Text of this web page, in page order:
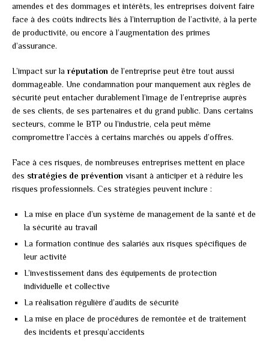
amendes et des dommages et intérêts, les entreprises doivent faire
face à des coûts indirects liés à l’interruption de l’activité, à la perte
de productivité, ou encore à l’augmentation des primes
d’assurance.
L’impact sur la réputation de l’entreprise peut être tout aussi
dommageable. Une condamnation pour manquement aux règles de
sécurité peut entacher durablement l’image de l’entreprise auprès
de ses clients, de ses partenaires et du grand public. Dans certains
secteurs, comme le BTP ou l’industrie, cela peut même
compromettre l’accès à certains marchés ou appels d’offres.
Face à ces risques, de nombreuses entreprises mettent en place
des stratégies de prévention visant à anticiper et à réduire les
risques professionnels. Ces stratégies peuvent inclure :
La mise en place d’un système de management de la santé et de
la sécurité au travail
La formation continue des salariés aux risques spécifiques de
leur activité
L’investissement dans des équipements de protection
individuelle et collective
La réalisation régulière d’audits de sécurité
La mise en place de procédures de remontée et de traitement
des incidents et presqu’accidents